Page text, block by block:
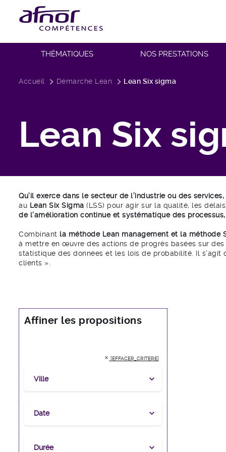
THÉMATIQUES NOS PRESTATIONS
Fil d'Ariane
Accueil Démarche Lean Lean Six sigma
Lean Six
Qu’il exerce dans le secteur de l’industrie ou des services,
au Lean Six Sigma (LSS) pour agir sur la qualité, les
de l’amélioration continue et systématique des processus,
Combinant la méthode Lean management et la méthode
à mettre en œuvre des actions de progrès basées sur
statistique des données et les lois de probabilité. Il
clients ».
Affiner les propositions
close [EFFACER_CRITERE]
expand_more
expand_more
expand_more